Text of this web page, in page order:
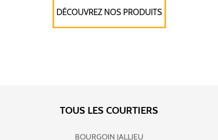
DÉCOUVREZ NOS PRODUITS
TOUS LES COURTIERS
BOURGOIN JALLIEU